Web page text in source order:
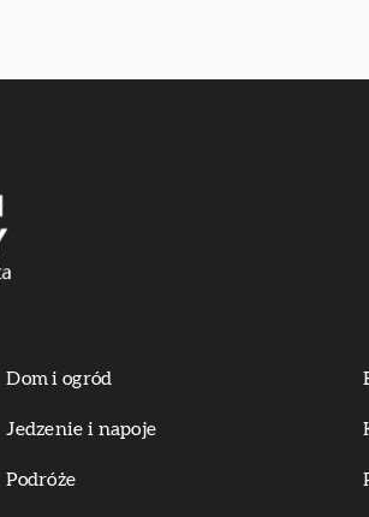
Dom i ogród
Jedzenie i napoje
Podróże